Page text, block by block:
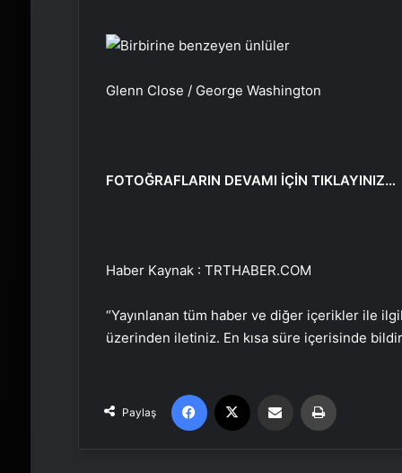
Glenn Close / George Washington
FOTOĞRAFLARIN DEVAMI İÇİN TIKLAYINIZ…
Haber Kaynak : TRTHABER.COM
“Yayınlanan tüm haber ve diğer içerikler ile
üzerinden iletiniz. En kısa süre içerisinde
Paylaş
Facebook Email'den paylaş